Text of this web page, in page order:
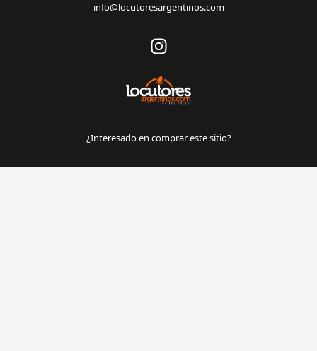
info@locutoresargentinos.com
¿Interesado en comprar este sitio?